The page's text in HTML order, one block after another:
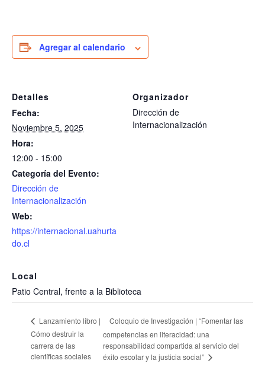
Agregar al calendario
Detalles
Fecha:
Noviembre 5, 2025
Hora:
12:00 - 15:00
Categoría del Evento:
Dirección de
Internacionalización
Web:
https://internacional.uahurta
do.cl
Organizador
Dirección de
Internacionalización
Local
Patio Central, frente a la Biblioteca
Lanzamiento libro |
Cómo destruir la
carrera de las
científicas sociales
Coloquio de Investigación | “Fomentar las
competencias en literacidad: una
responsabilidad compartida al servicio del
éxito escolar y la justicia social”